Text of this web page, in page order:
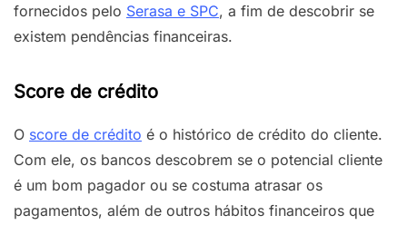
fornecidos pelo Serasa e SPC, a fim de descobrir se
existem pendências financeiras.
Score de crédito
O score de crédito é o histórico de crédito do cliente.
Com ele, os bancos descobrem se o potencial cliente
é um bom pagador ou se costuma atrasar os
pagamentos, além de outros hábitos financeiros que